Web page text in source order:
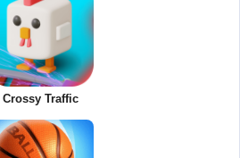
Crossy Traffic